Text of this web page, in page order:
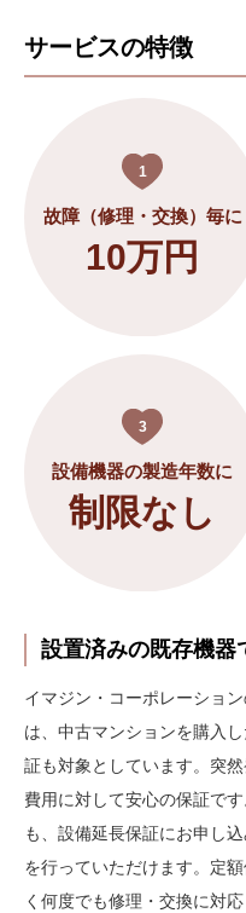
サービスの特徴
1
故障（修理・交換）毎に
10万円
3
設備機器の製造年数に
制限なし
設置済みの既存機器
イマジン・コーポレーショ
は、中古マンションを購入
証も対象としています。突
費用に対して安心の保証で
も、設備延長保証にお申し
を行っていただけます。定
く何度でも修理・交換に対